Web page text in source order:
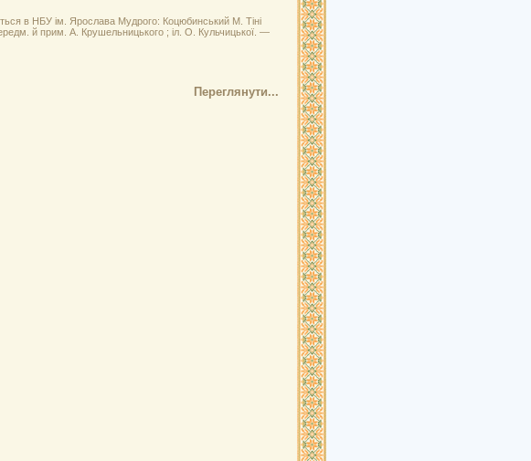
в НБУ ім. Ярослава Мудрого: Коцюбинський М. Тіні
й прим. А. Крушельницького ; іл. О. Кульчицької. —
Переглянути...